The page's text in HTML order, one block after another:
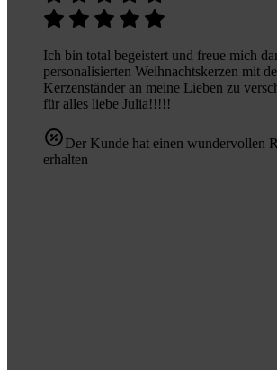
Ich bin total begeistert und freue mich
personalisierten Weihnachtskerzen mit
Kerzenständer an meine Lieben zu
für alles liebe Julia!!!!!
Der Kunde hat einen wundervollen
erhalten